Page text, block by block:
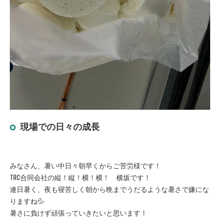
現場での日々の成長
みなさん、暑い中日々朝早くからご苦労様です！
TRC合同会社の縦！縦！横！横！ 横坂です！
連日暑く、夜も寝苦しく朝から晩までうだるような暑さで嫌にな
りますね💦
暑さに負けず頑張っていきたいと思います！